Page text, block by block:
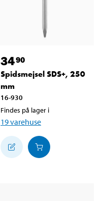
3490
Spidsmejsel SDS+, 250
mm
16-930
Findes på lager i
19varehuse